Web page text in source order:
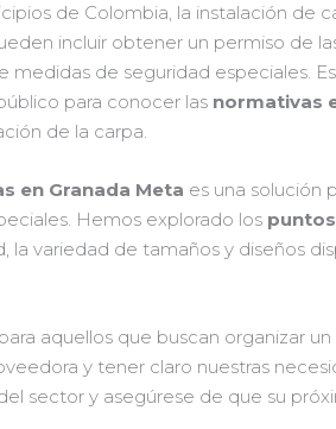
de Colombia, la instalación de
incluir obtener un permiso de
de seguridad especiales.
para conocer las normativas
de la carpa.
en Granada Meta es una solución
Hemos explorado los
la variedad de tamaños y diseños
aquellos que buscan organizar
y tener claro nuestras
sector y asegúrese de que su